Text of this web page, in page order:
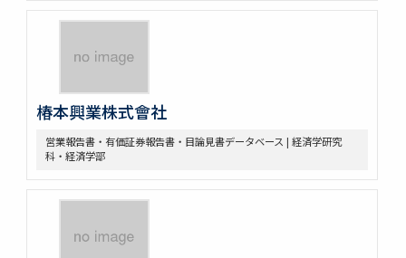
椿本興業株式會社
営業報告書・有価証券報告書・目論見書データベース | 経済学研究
科・経済学部